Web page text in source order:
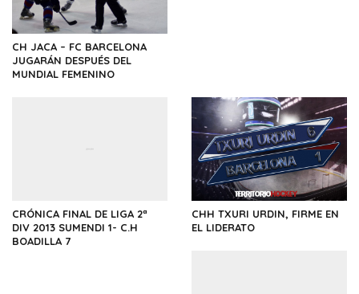
CH JACA – FC BARCELONA
JUGARÁN DESPUÉS DEL
MUNDIAL FEMENINO
CRÓNICA FINAL DE LIGA 2ª
DIV 2013 SUMENDI 1- C.H
BOADILLA 7
CHH TXURI URDIN, FIRME EN
EL LIDERATO